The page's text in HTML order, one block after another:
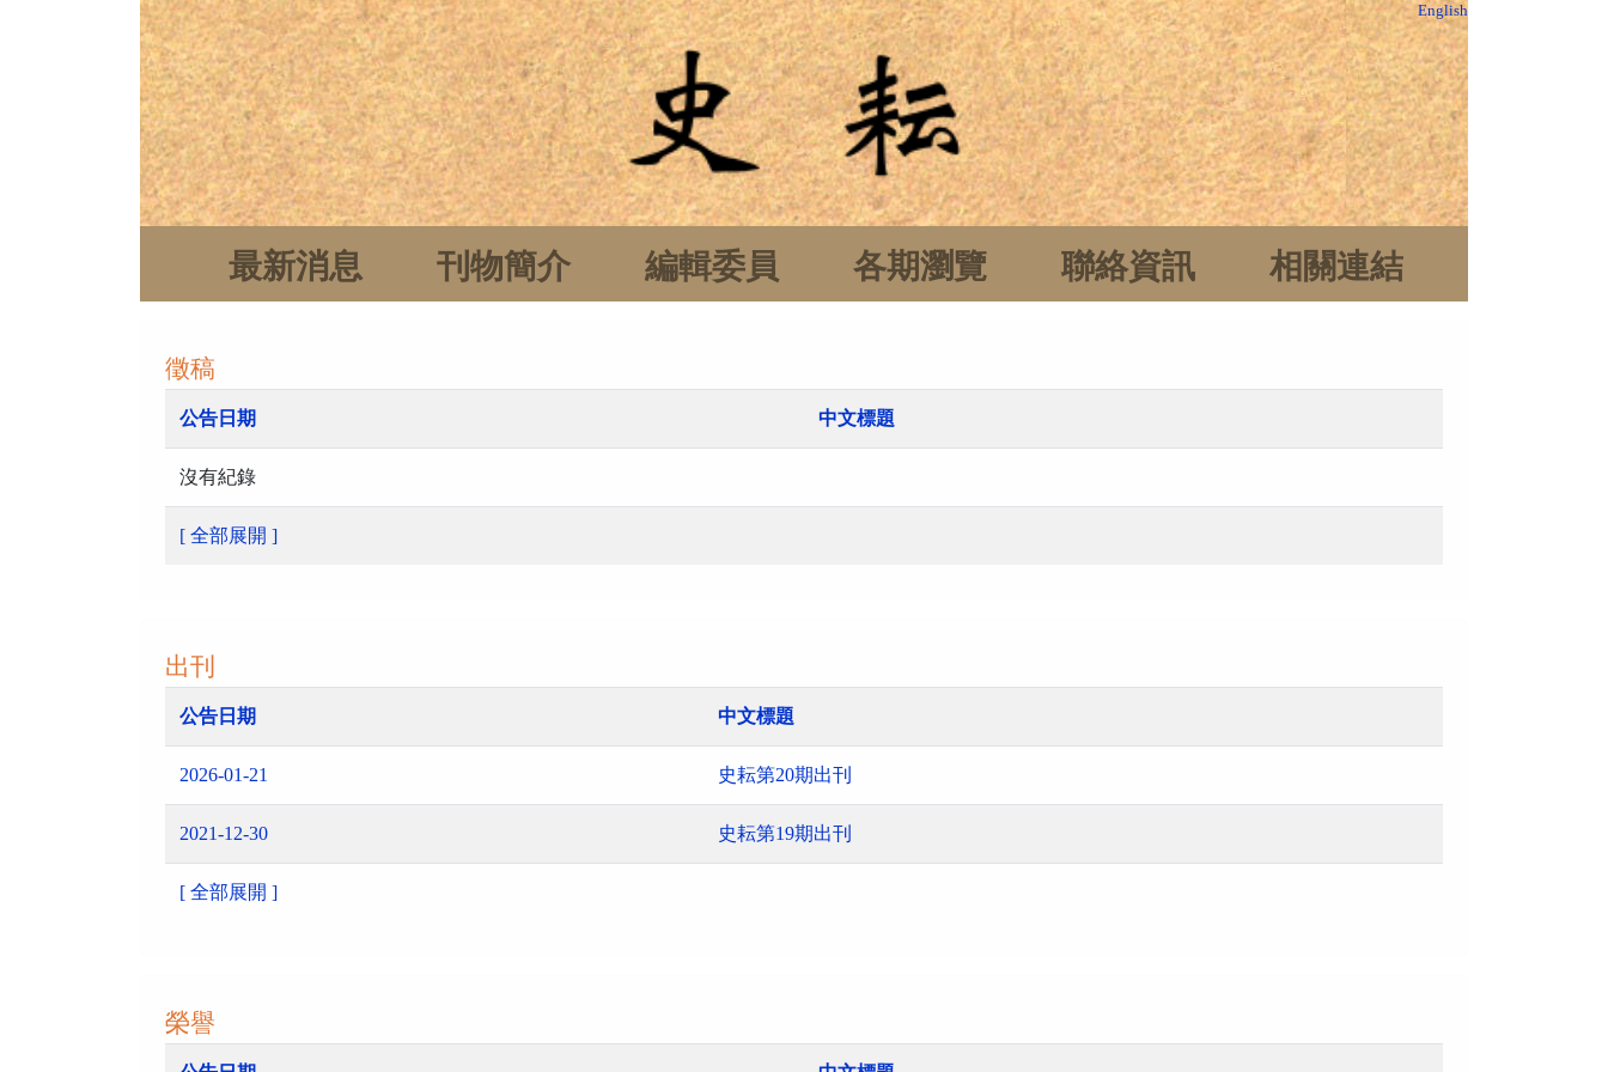
English
最新消息 刊物簡介 編輯委員 各期瀏覽 聯絡資訊 相關連結
徵稿
公告日期 中文標題
沒有紀錄
[ 全部展開 ]
出刊
公告日期 中文標題
2026-01-21 史耘第20期出刊
2021-12-30 史耘第19期出刊
[ 全部展開 ]
榮譽